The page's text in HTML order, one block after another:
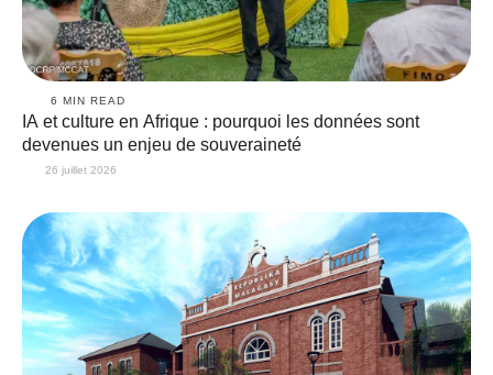
6 MIN READ
IA et culture en Afrique : pourquoi les données sont
devenues un enjeu de souveraineté
26 juillet 2026